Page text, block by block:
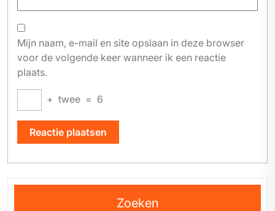
Mijn naam, e-mail en site opslaan in deze browser
voor de volgende keer wanneer ik een reactie
plaats.
+ twee = 6
Zoeken